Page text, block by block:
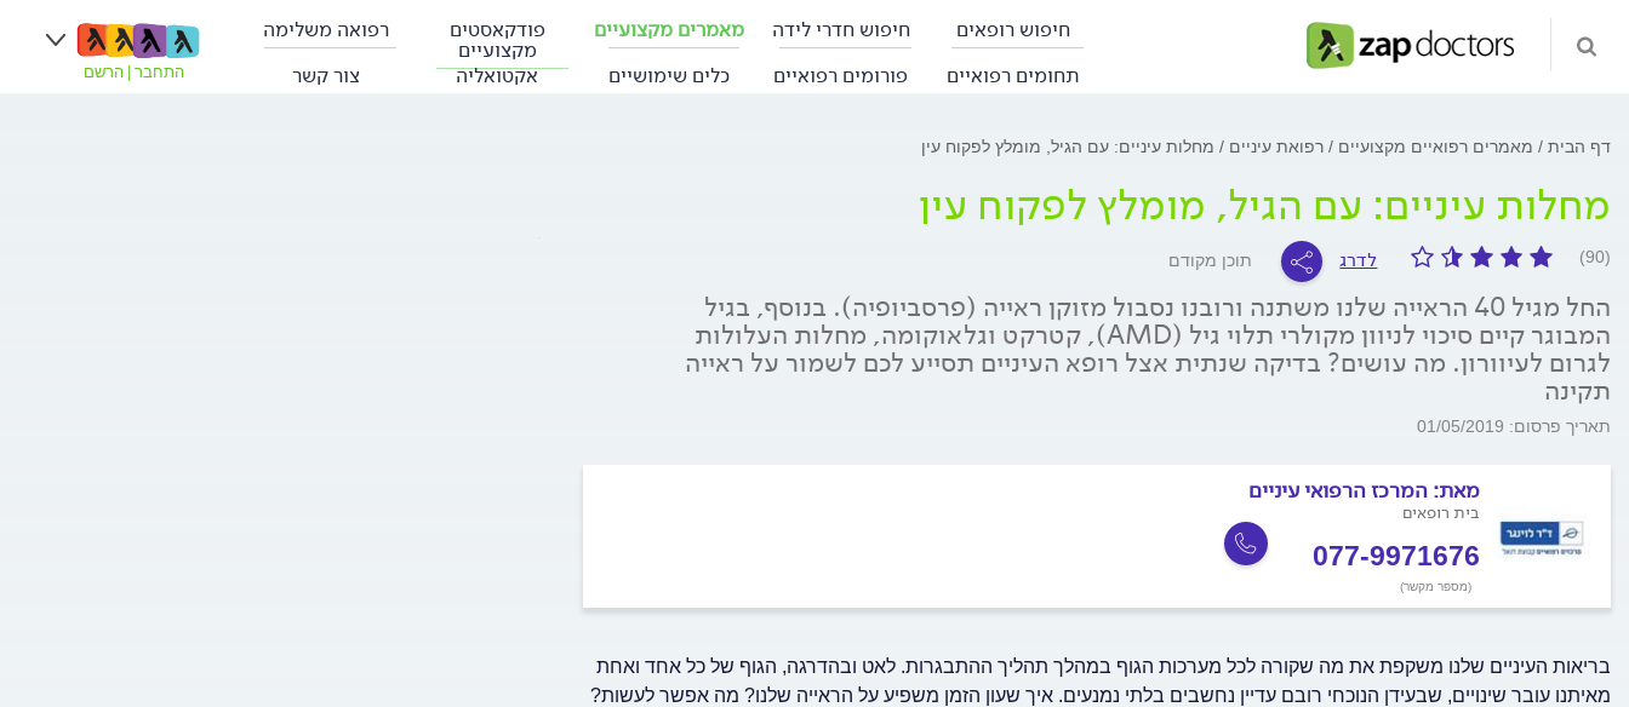
חיפוש רופאים חיפוש חדרי לידה מאמרים מקצועיים פודקאסטים
מקצועיים
רפואה משלימה
תחומים רפואיים
פורומים רפואיים כלים שימושיים אקטואליה צור קשר התחבר הרשם
דף הבית מאמרים רפואיים מקצועיים רפואת עיניים מחלות עיניים: עם הגיל, מומלץ לפקוח עין
מחלות עיניים: עם הגיל, מומלץ לפקוח עין
(90) לדרג תוכן מקודם
החל מגיל 40 הראייה שלנו משתנה ורובנו נסבול מזוקן ראייה (פרסביופיה). בנוסף, בגיל
המבוגר קיים סיכוי לניוון מקולרי תלוי גיל (AMD), קטרקט וגלאוקומה, מחלות העלולות
לגרום לעיוורון. מה עושים? בדיקה שנתית אצל רופא העיניים תסייע לכם לשמור על ראייה
תקינה
תאריך פרסום: 01/05/2019
מאת: המרכז הרפואי עיניים
בית רופאים
077-9971676
(מספר מקשר)
בריאות העיניים שלנו משקפת את מה שקורה לכל מערכות הגוף במהלך תהליך ההתבגרות. לאט ובהדרגה, הגוף של כל אחד ואחת
מאיתנו עובר שינויים, שבעידן הנוכחי רובם עדיין נחשבים בלתי נמנעים. איך שעון הזמן משפיע על הראייה שלנו? מה אפשר לעשות?